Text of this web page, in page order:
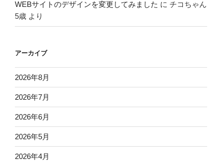
WEBサイトのデザインを変更してみました に チコちゃん
5歳 より
アーカイブ
2026年8月
2026年7月
2026年6月
2026年5月
2026年4月